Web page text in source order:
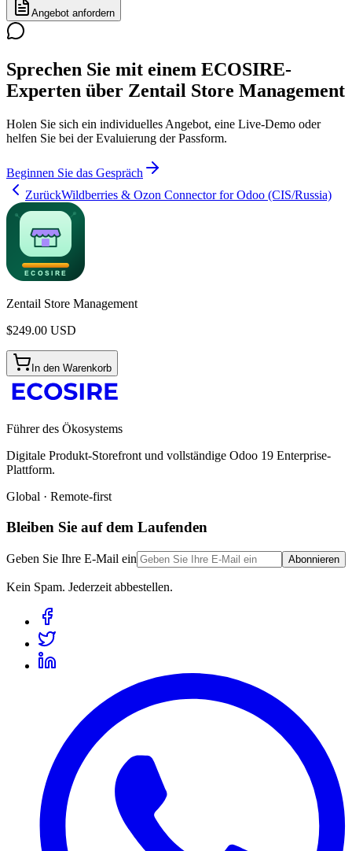
Angebot anfordern
Sprechen Sie mit einem ECOSIRE-
Experten über Zentail Store Management
Holen Sie sich ein individuelles Angebot, eine Live-Demo oder
helfen Sie bei der Evaluierung der Passform.
Beginnen Sie das Gespräch
ZurückWildberries & Ozon Connector for Odoo (CIS/Russia)
Zentail Store Management
$249.00 USD
In den Warenkorb
Führer des Ökosystems
Digitale Produkt-Storefront und vollständige Odoo 19 Enterprise-
Plattform.
Global · Remote-first
Bleiben Sie auf dem Laufenden
Geben Sie Ihre E-Mail ein Abonnieren
Kein Spam. Jederzeit abbestellen.